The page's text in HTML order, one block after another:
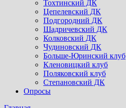
Тохтинский ДК
Цепелевский ДК
Подгородний ДК
Шадричевский ДК
Колковский ДК
Чудиновский ДК
Больше-Юринский клуб
Кленовицкий клуб
Поляковский клуб
Степановский ДК
Опросы